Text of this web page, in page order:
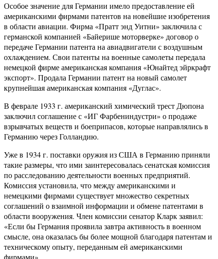
Особое значение для Германии имело предоставление ей
американскими фирмами патентов на новейшие изобретения
в области авиации. Фирма «Пратт энд Уитни» заключила с
германской компанией «Байерише моторверке» договор о
передаче Германии патента на авиадвигатели с воздушным
охлаждением. Свои патенты на военные самолеты передала
немецкой фирме американская компания «Юнайтед эйркрафт
экспорт». Продала Германии патент на новый самолет
крупнейшая американская компания «Дуглас».
В феврале 1933 г. американский химический трест Дюпона
заключил соглашение с «ИГ Фарбениндустри» о продаже
взрывчатых веществ и боеприпасов, которые направлялись в
Германию через Голландию.
Уже в 1934 г. поставки оружия из США в Германию приняли
такие размеры, что ими заинтересовалась сенатская комиссия
по расследованию деятельности военных предприятий.
Комиссия установила, что между американскими и
немецкими фирмами существует множество секретных
соглашений о взаимной информации и обмене патентами в
области вооружения. Член комиссии сенатор Кларк заявил:
«Если бы Германия проявила завтра активность в военном
смысле, она оказалась бы более мощной благодаря патентам и
техническому опыту, переданным ей американскими